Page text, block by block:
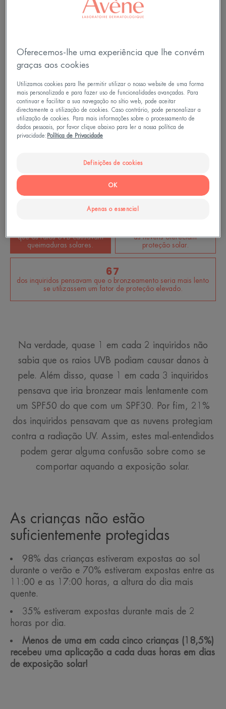
que os raios UVB causavam
queimaduras solares.
as nuvens ofereciam
proteção solar.
67
dos inquiridos pensavam que o bronzeamento seria mais lento
se utilizassem um fator de proteção elevado.
Na verdade, quase 1 em cada 2 inquiridos não
sabia que os raios UVB podiam causar danos à
pele. Além disso, quase 1 em cada 3 inquiridos
pensava que iria bronzear mais lentamente com
um SPF50 do que com um SPF30. Por fim, 21%
dos inquiridos pensavam que as nuvens protegiam
contra a radiação UV. Assim, estes mal-entendidos
podem gerar alguma confusão sobre como se
comportar aquando a exposição solar.
As crianças não estão
suficientemente protegidas
98% das crianças estiveram expostas ao sol
durante o verão e 70% estiveram expostas entre as
11:00 e as 17:00 horas, a altura do dia mais
quente.
35% estiveram expostas durante mais de 2
horas por dia.
Menos de uma em cada cinco crianças (18,5%)
recebeu uma aplicação a cada duas horas em dias
de exposição solar!
Oferecemos-lhe uma experiência que lhe convém
graças aos cookies
Utilizamos cookies para lhe permitir utilizar o nosso website de uma forma
mais personalizada e para fazer uso de funcionalidades avançadas. Para
continuar e facilitar a sua navegação no sítio web, pode aceitar
directamente a utilização de cookies. Caso contrário, pode personalizar a
utilização de cookies. Para mais informações sobre o processamento de
dados pessoais, por favor clique abaixo para ler a nossa política de
privacidade: Política de Privacidade
Definições de cookies
Apenas o essencial
OK